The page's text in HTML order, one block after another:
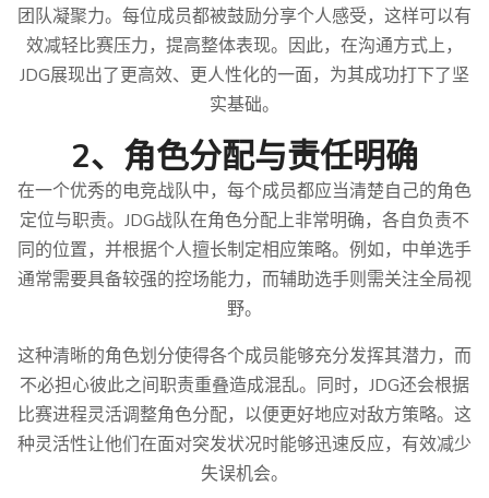
团队凝聚力。每位成员都被鼓励分享个人感受，这样可以有
效减轻比赛压力，提高整体表现。因此，在沟通方式上，
JDG展现出了更高效、更人性化的一面，为其成功打下了坚
实基础。
2、角色分配与责任明确
在一个优秀的电竞战队中，每个成员都应当清楚自己的角色
定位与职责。JDG战队在角色分配上非常明确，各自负责不
同的位置，并根据个人擅长制定相应策略。例如，中单选手
通常需要具备较强的控场能力，而辅助选手则需关注全局视
野。
这种清晰的角色划分使得各个成员能够充分发挥其潜力，而
不必担心彼此之间职责重叠造成混乱。同时，JDG还会根据
比赛进程灵活调整角色分配，以便更好地应对敌方策略。这
种灵活性让他们在面对突发状况时能够迅速反应，有效减少
失误机会。